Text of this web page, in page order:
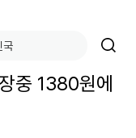
중 1380원에